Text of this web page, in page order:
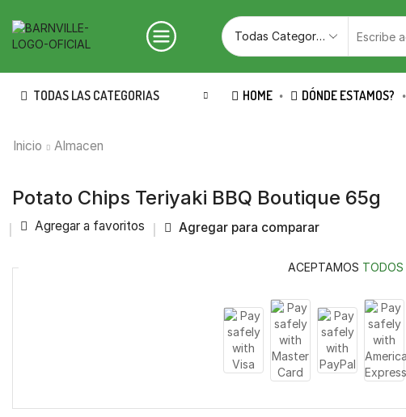
TODAS LAS CATEGORIAS HOME DÓNDE ESTAMOS?
Inicio Almacen
Potato Chips Teriyaki BBQ Boutique 65g
Agregar a favoritos Agregar para comparar
ACEPTAMOS TODOS